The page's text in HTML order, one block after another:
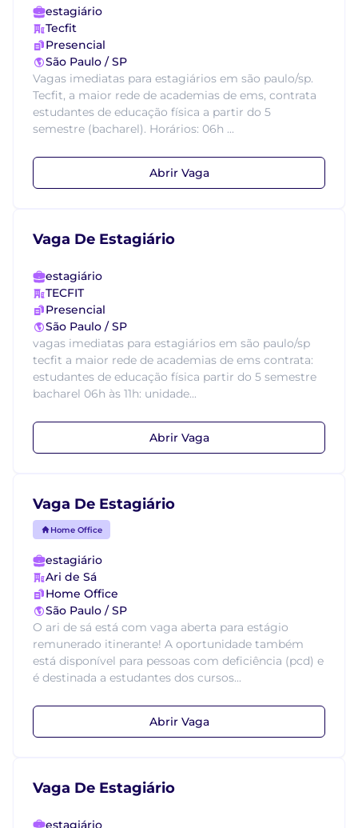
estagiário
Tecfit
Presencial
São Paulo / SP
Vagas imediatas para estagiários em são paulo/sp.
Tecfit, a maior rede de academias de ems, contrata
estudantes de educação física a partir do 5
semestre (bacharel). Horários: 06h ...
Abrir Vaga
Vaga De Estagiário
estagiário
TECFIT
Presencial
São Paulo / SP
vagas imediatas para estagiários em são paulo/sp
tecfit a maior rede de academias de ems contrata:
estudantes de educação física partir do 5 semestre
bacharel 06h às 11h: unidade...
Abrir Vaga
Vaga De Estagiário
Home Office
estagiário
Ari de Sá
Home Office
São Paulo / SP
O ari de sá está com vaga aberta para estágio
remunerado itinerante! A oportunidade também
está disponível para pessoas com deficiência (pcd) e
é destinada a estudantes dos cursos...
Abrir Vaga
Vaga De Estagiário
estagiário